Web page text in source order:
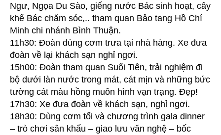
Ngư, Ngọa Du Sào, giếng nước Bác sinh hoạt, cây
khế Bác chăm sóc,.. tham quan Bảo tang Hồ Chí
Minh chi nhánh Bình Thuận.
11h30: Đoàn dùng cơm trưa tại nhà hàng. Xe đưa
đoàn về lại khách sạn nghỉ ngơi.
15h00: Đoàn tham quan Suối Tiên, trải nghiệm đi
bộ dưới làn nước trong mát, cát mịn và những bức
tường cát màu hồng muôn hình vạn trạng. Đẹp!
17h30: Xe đưa đoàn về khách sạn, nghỉ ngơi.
18h30: Dùng cơm tối và chương trình gala dinner
– trò chơi sân khấu – giao lưu văn nghệ – bốc